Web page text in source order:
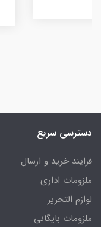
دسترسی سریع
فرایند خرید و ارسال
ملزومات اداری
لوازم التحریر
ملزومات بایگانی